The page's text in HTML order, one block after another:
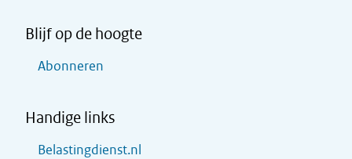
Blijf op de hoogte
Abonneren
Handige links
Belastingdienst.nl